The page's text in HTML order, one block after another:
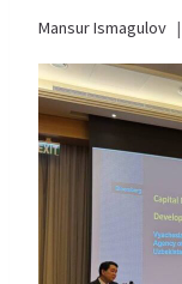
Mansur Ismagulov